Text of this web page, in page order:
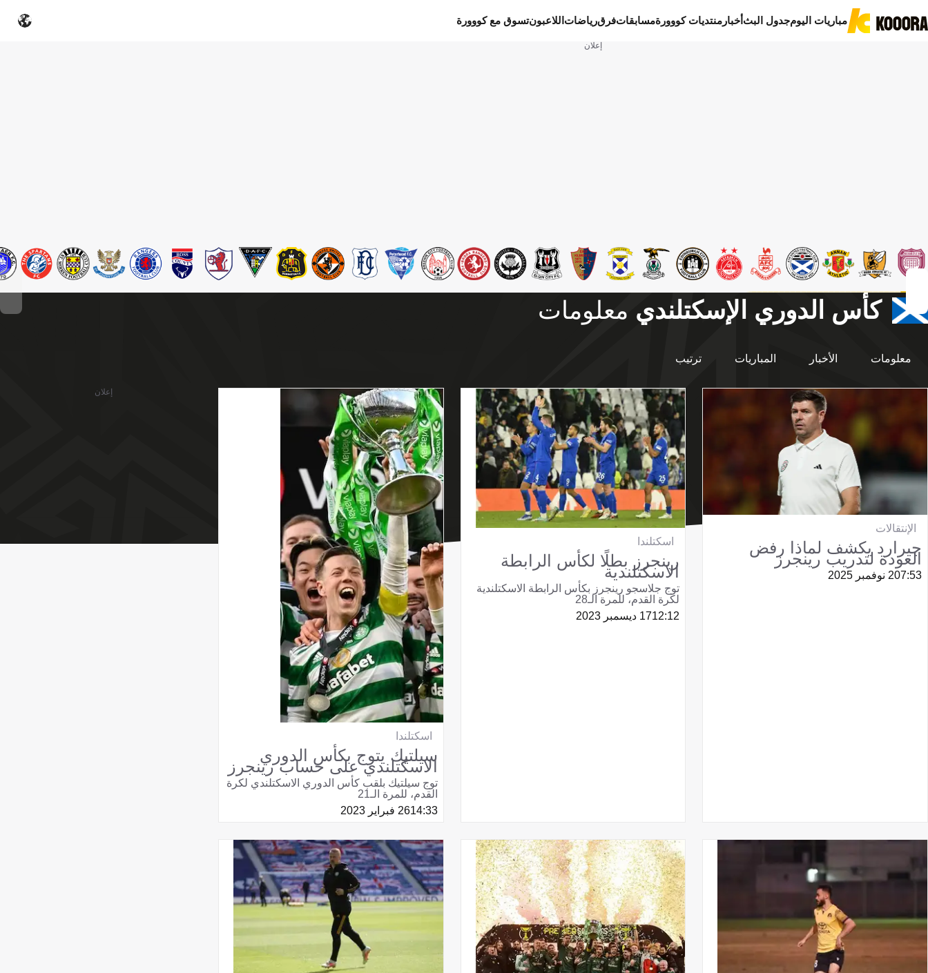
مباريات اليومجدول البثأخبار منتديات كووورةمسابقاتفرقرياضات اللاعبونتسوق مع كووورة
إعلان
كأس الدوري الإسكتلندي معلومات
معلومات الأخبار المباريات ترتيب
الإنتقالات
جيرارد يكشف لماذا رفض
العودة لتدريب رينجرز
07:532 نوفمبر 2025
اسكتلندا
رينجرز بطلًا لكأس الرابطة
الاسكتلندية
توج جلاسجو رينجرز بكأس الرابطة الاسكتلندية
لكرة القدم، للمرة الـ28
12:1217 ديسمبر 2023
اسكتلندا
سيلتيك يتوج بكأس الدوري
الاسكتلندي على حساب رينجرز
توج سيلتيك بلقب كأس الدوري الاسكتلندي لكرة
القدم، للمرة الـ21
14:3326 فبراير 2023
إعلان